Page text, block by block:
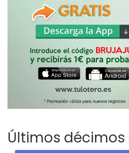
Últimos